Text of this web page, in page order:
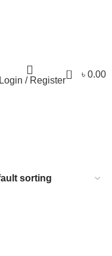
Login / Register
0 ৳ 0.00